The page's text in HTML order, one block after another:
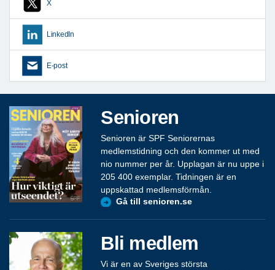
X
LinkedIn
E-post
Senioren
Senioren är SPF Seniorernas
medlemstidning och den kommer ut med
nio nummer per år. Upplagan är nu uppe i
205 400 exemplar. Tidningen är en
uppskattad medlemsförmån.
Gå till senioren.se
Bli medlem
Vi är en av Sveriges största